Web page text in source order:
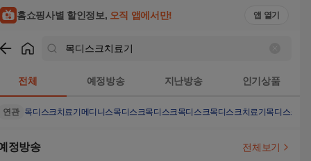
홈쇼핑사별 할인정보, 오직 앱에서만! 앱 열기
전체 예정방송 지난방송 인기상품
연관 목디스크치료기메디니스목디스크목디스크목디스크목디스크치료기 목디스크치
정방송 전체보기